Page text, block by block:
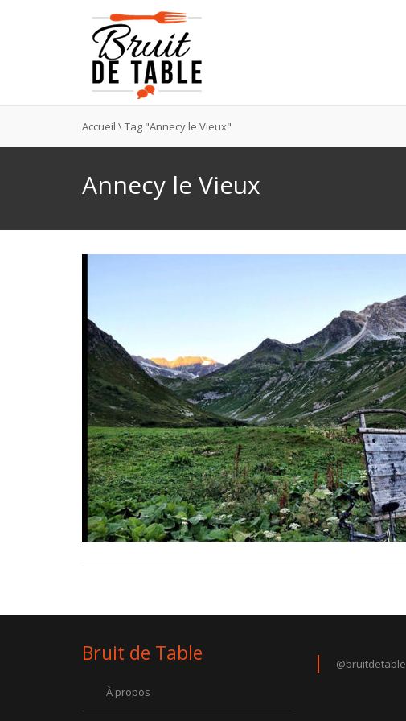
Accueil \Tag "Annecy le Vieux"
Annecy le Vieux
Bruit de Table
À propos
@bruitdetable